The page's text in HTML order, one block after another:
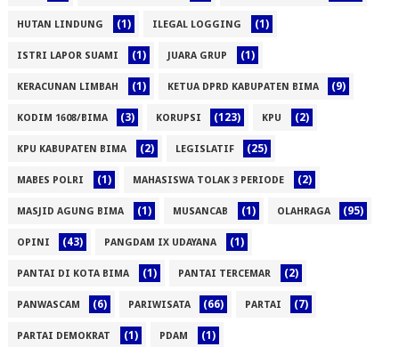
HUTAN LINDUNG (1) ILEGAL LOGGING (1)
ISTRI LAPOR SUAMI (1) JUARA GRUP (1)
KERACUNAN LIMBAH (1) KETUA DPRD KABUPATEN BIMA (9)
KODIM 1608/BIMA (3) KORUPSI (123) KPU (2)
KPU KABUPATEN BIMA (2) LEGISLATIF (25)
MABES POLRI (1) MAHASISWA TOLAK 3 PERIODE (2)
MASJID AGUNG BIMA (1) MUSANCAB (1) OLAHRAGA (95)
OPINI (43) PANGDAM IX UDAYANA (1)
PANTAI DI KOTA BIMA (1) PANTAI TERCEMAR (2)
PANWASCAM (6) PARIWISATA (66) PARTAI (7)
PARTAI DEMOKRAT (1) PDAM (1)